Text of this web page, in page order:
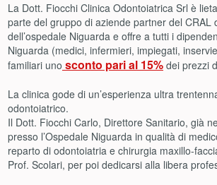
La Dott. Fiocchi Clinica Odontoiatrica Srl è
parte del gruppo di aziende partner del CRAL
dell’ospedale Niguarda e offre a tutti i
Niguarda (medici, infermieri, impiegati,
familiari uno sconto pari al 15% dei prezzi
La clinica gode di un’esperienza ultra
odontoiatrico.
Il Dott. Fiocchi Carlo, Direttore Sanitario, già
presso l’Ospedale Niguarda in qualità di
reparto di odontoiatria e chirurgia maxillo-
Prof. Scolari, per poi dedicarsi alla libera